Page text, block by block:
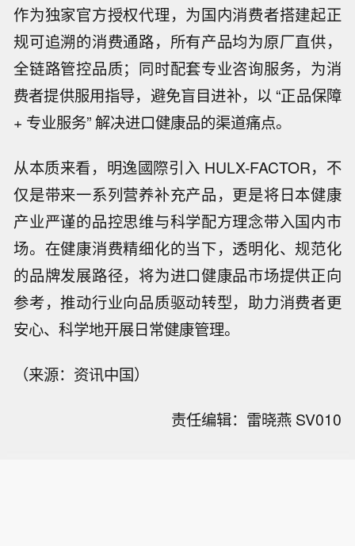
作为独家官方授权代理，为国内消费者搭建起正
规可追溯的消费通路，所有产品均为原厂直供，
全链路管控品质；同时配套专业咨询服务，为消
费者提供服用指导，避免盲目进补，以 “正品保障
+ 专业服务” 解决进口健康品的渠道痛点。
从本质来看，明逸國際引入 HULX-FACTOR，不
仅是带来一系列营养补充产品，更是将日本健康
产业严谨的品控思维与科学配方理念带入国内市
场。在健康消费精细化的当下，透明化、规范化
的品牌发展路径，将为进口健康品市场提供正向
参考，推动行业向品质驱动转型，助力消费者更
安心、科学地开展日常健康管理。
（来源：资讯中国）
责任编辑：雷晓燕 SV010